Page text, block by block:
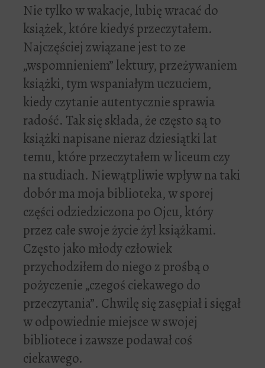
Nie tylko w wakacje, lubię wracać do
książek, które kiedyś przeczytałem.
Najczęściej związane jest to ze
„wspomnieniem” lektury, przeżywaniem
książki, tym wspaniałym uczuciem,
kiedy czytanie autentycznie sprawia
radość. Tak się składa, że często są to
książki napisane nieraz dziesiątki lat
temu, które przeczytałem w liceum czy
na studiach. Niewątpliwie wpływ na taki
dobór ma moja biblioteka, w sporej
części odziedziczona po Ojcu, który
przez całe swoje życie żył książkami.
Często jako młody człowiek
przychodziłem do niego z prośbą o
pożyczenie „czegoś ciekawego do
przeczytania”. Chwilę się zasępiał i sięgał
w odpowiednie miejsce w swojej
bibliotece i zawsze podawał coś
ciekawego.